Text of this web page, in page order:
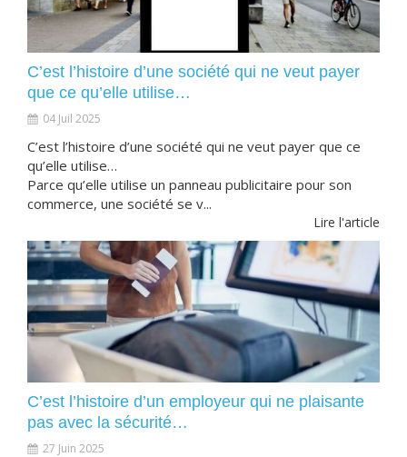
C’est l’histoire d’une société qui ne veut payer
que ce qu’elle utilise…
04 Juil 2025
C’est l’histoire d’une société qui ne veut payer que ce
qu’elle utilise…
Parce qu’elle utilise un panneau publicitaire pour son
commerce, une société se v...
Lire l'article
C’est l’histoire d’un employeur qui ne plaisante
pas avec la sécurité…
27 Juin 2025